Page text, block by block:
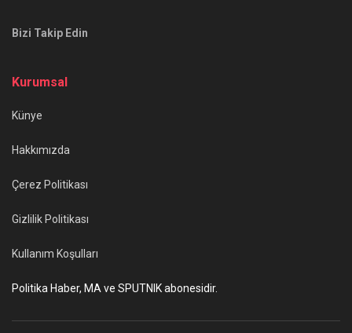
Bizi Takip Edin
Kurumsal
Künye
Hakkımızda
Çerez Politikası
Gizlilik Politikası
Kullanım Koşulları
Politika Haber, MA ve SPUTNIK abonesidir.